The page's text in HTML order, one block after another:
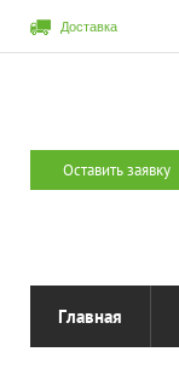
Доставка
Оставить заявку
Главная